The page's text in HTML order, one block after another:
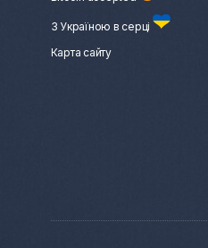
З Україною в серці
Карта сайту